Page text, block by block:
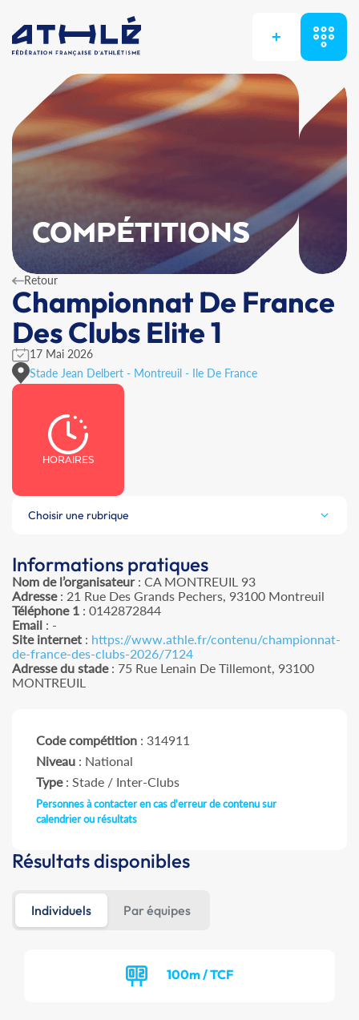
+
COMPÉTITIONS
Retour
Championnat De France
Des Clubs Elite 1
17 Mai 2026
Stade Jean Delbert - Montreuil - Ile De France
HORAIRES
Choisir une rubrique
Informations pratiques
Nom de l’organisateur: CA MONTREUIL 93
Adresse: 21 Rue Des Grands Pechers, 93100 Montreuil
Téléphone 1 : 0142872844
Email : -
Site internet : https://www.athle.fr/contenu/championnat-
de-france-des-clubs-2026/7124
Adresse du stade: 75 Rue Lenain De Tillemont, 93100
MONTREUIL
Code compétition : 314911
Niveau : National
Type: Stade / Inter-Clubs
Personnes à contacter en cas d'erreur de contenu sur
calendrier ou résultats
Résultats disponibles
Individuels Par équipes
100m / TCF